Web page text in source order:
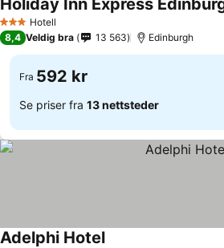
3 StjernerHotell
8,4 Veldig bra 13 563 Edinburgh
Fra 592 kr
Se priser fra 13 nettsteder
Adelphi Hotel